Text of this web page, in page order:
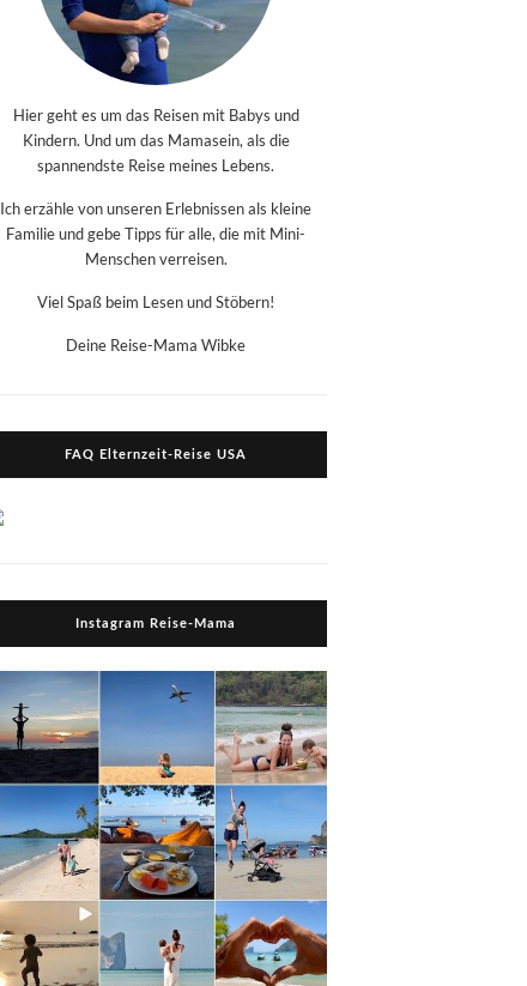
Hier geht es um das Reisen mit Babys und
Kindern. Und um das Mamasein, als die
spannendste Reise meines Lebens.
Ich erzähle von unseren Erlebnissen als kleine
Familie und gebe Tipps für alle, die mit Mini-
Menschen verreisen.
Viel Spaß beim Lesen und Stöbern!
Deine Reise-Mama Wibke
FAQ Elternzeit-Reise USA
Instagram Reise-Mama